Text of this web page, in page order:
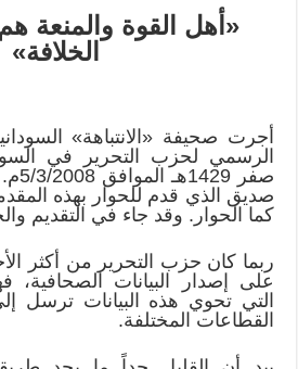
«أهل القوة والمنعة
الخلافة»
أجرت صحيفة «الانتباهة»
صفر
صديق الذي قدم للحوار بهذه
كما الحوار. وقد جاء في التقديم
ربما كان حزب التحرير من أكثر
على إصدار البيانات
التي تحوي هذه البيانات ترسل
القطاعات المختلفة.